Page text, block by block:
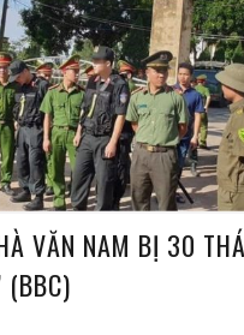
VĂN NAM BỊ 30
(BBC)